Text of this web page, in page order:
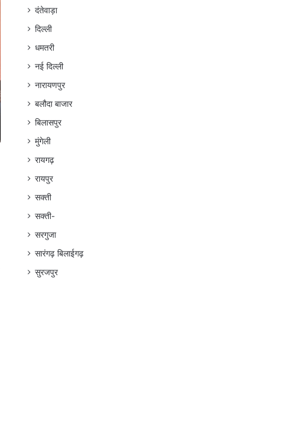
दंतेवाड़ा
दिल्ली
धमतरी
नई दिल्ली
नारायणपुर
बलौदा बाजार
बिलासपुर
मुंगेली
रायगढ़
रायपुर
सक्ती
सक्ती-
सरगुजा
सारंगढ़ बिलाईगढ़
सुरजपुर